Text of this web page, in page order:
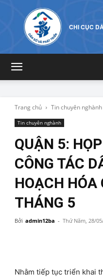
CHI CỤC
Trang chủ Tin chuyên nghành
Tin chuyên nghành
QUẬN 5:
CÔNG TÁC
HOẠCH
THÁNG 5
Bởi admin12ba - Thứ Năm, 28/
Nhằm tiếp tục triển khai